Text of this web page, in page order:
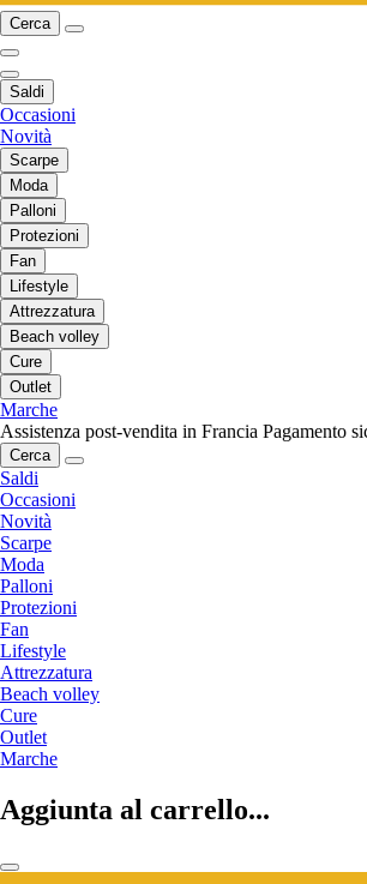
Cerca
Saldi
Occasioni
Novità
Scarpe
Moda
Palloni
Protezioni
Fan
Lifestyle
Attrezzatura
Beach volley
Cure
Outlet
Marche
Assistenza post-vendita in Francia Pagamento
Cerca
Saldi
Occasioni
Novità
Scarpe
Moda
Palloni
Protezioni
Fan
Lifestyle
Attrezzatura
Beach volley
Cure
Outlet
Marche
Aggiunta al carrello...